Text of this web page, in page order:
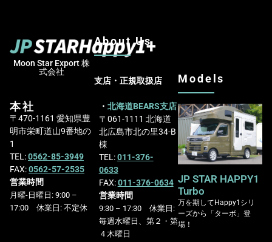
Moon Star Export 株
式会社
本社
〒470-1161 愛知県豊
明市栄町道山9番地の
1
TEL:0562-85-3949
FAX:0562-57-2535
営業時間
月曜-日曜日: 9:00 –
17:00 休業日: 不定休
About Us
支店・正規取扱店
・ 北海道BEARS支店
〒061-1111 北海道
北広島市北の里34-B
棟
TEL:011-376-
0633
FAX:011-376-0634
営業時間
9:30 – 17:30 休業日:
毎週水曜日、第２・第
４木曜日
Models
JP STAR HAPPY1
Turbo
万を期してHappy1シリ
ーズから「ターボ」登
場！